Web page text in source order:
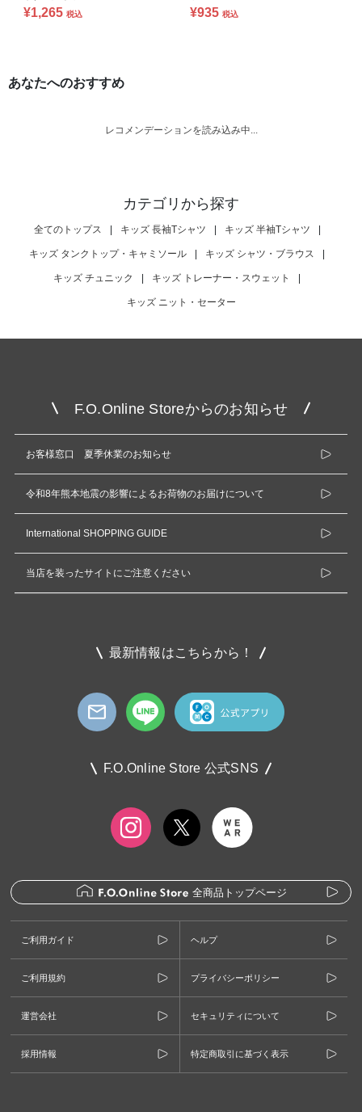
¥1,265 税込 ¥935 税込
あなたへのおすすめ
レコメンデーションを読み込み中...
カテゴリから探す
全てのトップス キッズ 長袖Tシャツ キッズ 半袖Tシャツ
キッズ タンクトップ・キャミソール キッズ シャツ・ブラウス
キッズ チュニック キッズ トレーナー・スウェット
キッズ ニット・セーター
F.O.Online Storeからのお知らせ
お客様窓口 夏季休業のお知らせ
令和8年熊本地震の影響によるお荷物のお届けについて
International SHOPPING GUIDE
当店を装ったサイトにご注意ください
最新情報はこちらから！
F.O.Online Store 公式SNS
全商品トップページ
ご利用ガイド ヘルプ
ご利用規約 プライバシーポリシー
運営会社 セキュリティについて
採用情報 特定商取引に基づく表示